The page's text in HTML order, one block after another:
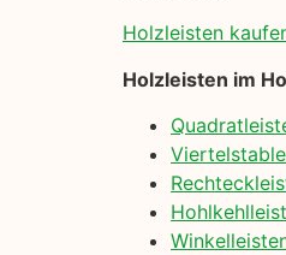
Holzleisten
Holzleisten im